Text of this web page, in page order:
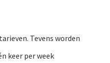
Tevens worden
keer per week